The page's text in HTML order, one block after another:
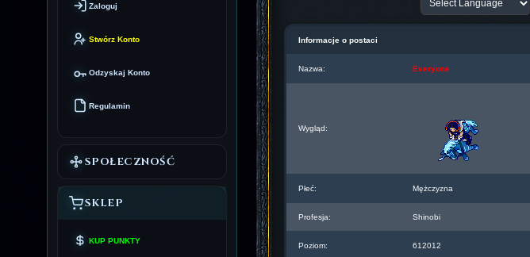
Zaloguj
Stwórz Konto
Odzyskaj Konto
Regulamin
SPOŁECZNOŚĆ
SKLEP
KUP PUNKTY
Informacje o postaci
Nazwa: Everyone
Wygląd:
Płeć: Mężczyzna
Profesja: Shinobi
Poziom: 612012